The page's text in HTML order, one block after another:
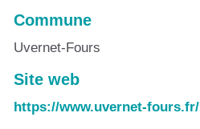
Commune
Uvernet-Fours
Site web
https://www.uvernet-fours.fr/